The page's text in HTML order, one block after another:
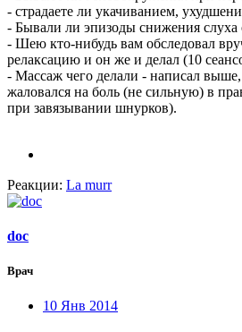
- страдаете ли укачиванием,
- Бывали ли эпизоды снижения слуха
- Шею кто-нибудь вам обследовал
релаксацию и он же и делал (10
- Массаж чего делали - написал
жаловался на боль (не сильную) в
при завязывании шнурков).
Реакции: La murr
doc
Врач
10 Янв 2014